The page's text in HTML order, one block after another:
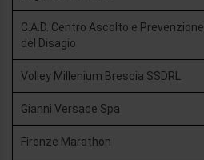
C.A.D. Centro Ascolto e Prevenzione
del Disagio
Volley Millenium Brescia SSDRL
Gianni Versace Spa
Firenze Marathon